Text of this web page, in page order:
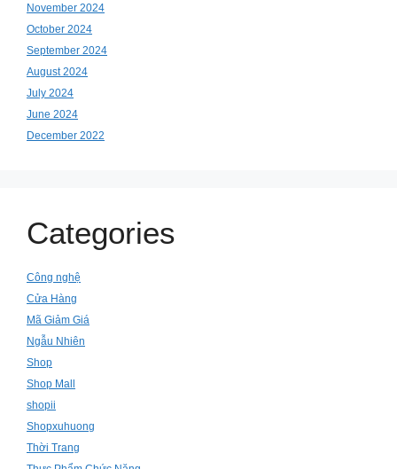
November 2024
October 2024
September 2024
August 2024
July 2024
June 2024
December 2022
Categories
Công nghệ
Cửa Hàng
Mã Giảm Giá
Ngẫu Nhiên
Shop
Shop Mall
shopii
Shopxuhuong
Thời Trang